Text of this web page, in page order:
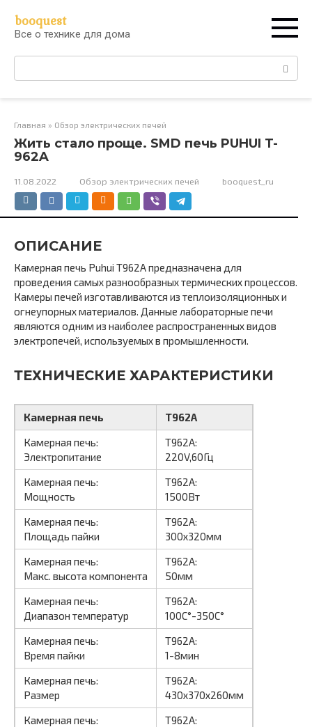
контенту
booquest
Все о технике для дома
Поиск:
Главная » Обзор электрических печей
Жить стало проще. SMD печь PUHUI T-
962A
11.08.2022 Обзор электрических печей booquest_ru
ОПИСАНИЕ
Камерная печь Puhui T962A предназначена для
проведения самых разнообразных термических процессов.
Камеры печей изготавливаются из теплоизоляционных и
огнеупорных материалов. Данные лабораторные печи
являются одним из наиболее распространенных видов
электропечей, используемых в промышленности.
ТЕХНИЧЕСКИЕ ХАРАКТЕРИСТИКИ
Камерная печь
T962A
Камерная печь:
Электропитание
T962A:
220V,60Гц
Камерная печь:
Мощность
T962A:
1500Вт
Камерная печь:
Площадь пайки
T962A:
300х320мм
Камерная печь:
Макс. высота компонента
T962A:
50мм
Камерная печь:
Диапазон температур
T962A:
100С°-350С°
Камерная печь:
Время пайки
T962A:
1-8мин
Камерная печь:
Размер
T962A:
430х370х260мм
Камерная печь:
T962A: